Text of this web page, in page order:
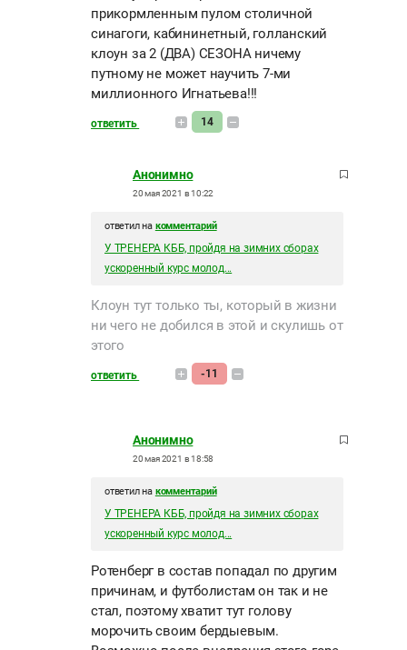
прикормленным пулом столичной
синагоги, кабининетный, голланский
клоун за 2 (ДВА) СЕЗОНА ничему
путному не может научить 7-ми
миллионного Игнатьева!!!
ответить 14
Анонимно
20 мая 2021 в 10:22
ответил на комментарий
У ТРЕНЕРА КББ, пройдя на зимних сборах
ускоренный курс молод...
Клоун тут только ты, который в жизни
ни чего не добился в этой и скулишь от
этого
ответить -11
Анонимно
20 мая 2021 в 18:58
ответил на комментарий
У ТРЕНЕРА КББ, пройдя на зимних сборах
ускоренный курс молод...
Ротенберг в состав попадал по другим
причинам, и футболистам он так и не
стал, поэтому хватит тут голову
морочить своим бердыевым.